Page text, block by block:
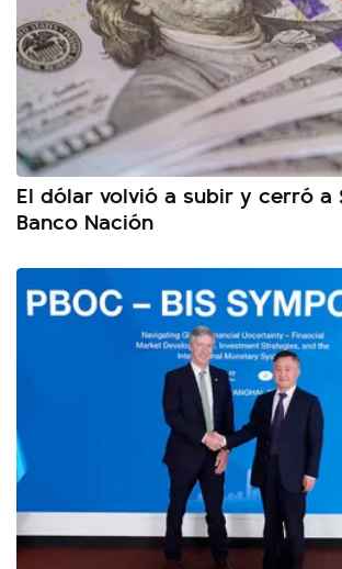
El dólar volvió a subir y cerró a
Banco Nación